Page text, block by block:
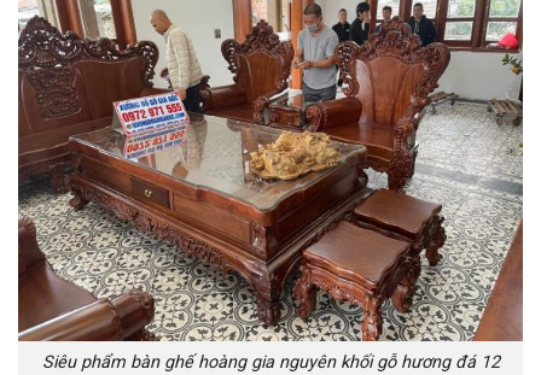
Siêu phẩm bàn ghế hoàng gia nguyên khối gỗ hương đá 12